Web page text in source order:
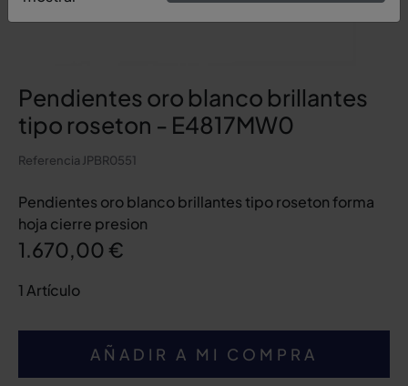
Pendientes oro blanco brillantes
tipo roseton - E4817MW0
Referencia JPBR0551
Pendientes oro blanco brillantes tipo roseton forma
hoja cierre presion
1.670,00 €
1 Artículo
AÑADIR A MI COMPRA